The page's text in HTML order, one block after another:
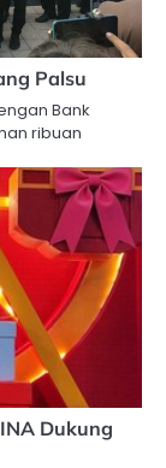
Palsu
Bank
ribuan
Dukung